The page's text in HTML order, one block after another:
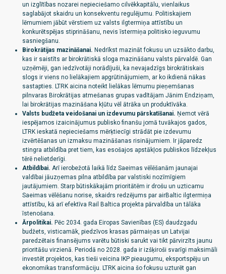
un izglītības nozarei nepieciešamo cilvēkkapitālu, vienlaikus
saglabājot skaidru un konsekventu regulējumu. Politiskajiem
lēmumiem jābūt vērstiem uz valsts ilgtermiņa attīstību un
konkurētspējas stiprināšanu, nevis īstermiņa politisko ieguvumu
sasniegšanu.
Birokrātijas mazināšanai. Nedrīkst mazināt fokusu un uzsākto darbu,
kas ir saistīts ar birokrātiskā sloga mazināšanu valsts pārvaldē. Gan
uzņēmēji, gan iedzīvotāji norādījuši, ka nevajadzīgs birokrātiskais
slogs ir viens no lielākajiem apgrūtinājumiem, ar ko ikdienā nākas
sastapties. LTRK aicina noteikt lielākas lēmumu pieņemšanas
pilnvaras Birokrātijas atmešanas grupas vadītājam Jānim Endziņam,
lai birokrātijas mazināšana kļūtu vēl ātrāka un produktīvāka.
Valsts budžeta veidošanai un izdevumu pārskatīšanai. Ņemot vērā
iespējamos izaicinājumus publisko finanšu jomā tuvākajos gados,
LTRK ieskatā nepieciešams mērķtiecīgi strādāt pie izdevumu
izvērtēšanas un izmaksu mazināšanas risinājumiem. Ir jāparedz
stingra atbildība pret tiem, kas esošajos apstākļos publiskos līdzekļus
tērē nelietderīgi.
Atbildībai. Arī ierobežotā laikā līdz Saeimas vēlēšanām jaunajai
valdībai jāuzņemas pilna atbildība par valstiski nozīmīgiem
jautājumiem. Starp būtiskākajām prioritātēm ir drošu un uzticamu
Saeimas vēlēšanu norise, skaidrs redzējums par airBaltic ilgtermiņa
attīstību, kā arī efektīva Rail Baltica projekta pārvaldība un tālāka
īstenošana.
Ārpolitikai. Pēc 2034. gada Eiropas Savienības (ES) daudzgadu
budžets, visticamāk, piedzīvos krasas pārmaiņas un Latvijai
paredzētais finansējums varētu būtiski sarukt vai tikt pārvirzīts jaunu
prioritāšu virzienā. Periodā no 2028. gada ir izšķiroši svarīgi maksimāli
investēt projektos, kas tieši veicina IKP pieaugumu, eksportspēju un
ekonomikas transformāciju. LTRK aicina šo fokusu uzturēt gan